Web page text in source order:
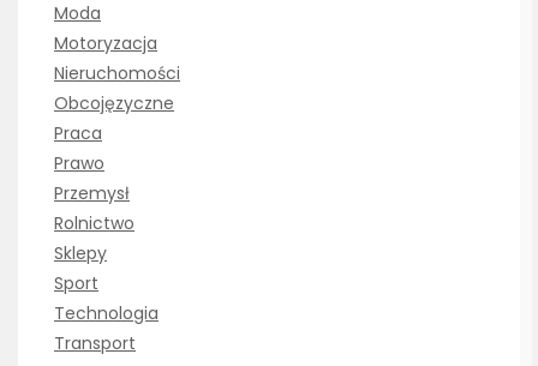
Moda
Motoryzacja
Nieruchomości
Obcojęzyczne
Praca
Prawo
Przemysł
Rolnictwo
Sklepy
Sport
Technologia
Transport